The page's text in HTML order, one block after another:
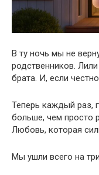
В ту ночь мы не
родственников.
брата. И, если
Теперь каждый раз,
больше, чем просто
Любовь, которая
Мы ушли всего на